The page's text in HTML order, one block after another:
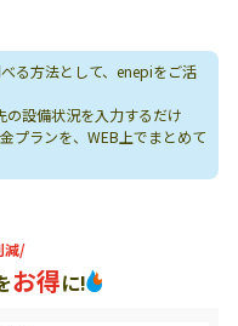
る方法として、enepiをご活
設備状況を入力するだけ
プランを、WEB上でまとめて
減/
お得に!